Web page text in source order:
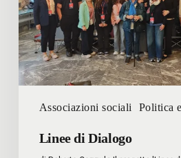
Associazioni sociali Politica
Linee di Dialogo